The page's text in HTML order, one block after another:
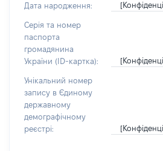
Дата народження:
Серія та номер
паспорта
громадянина
України (ID-картка):
Унікальний номер
запису в Єдиному
державному
демографічному
реєстрі: